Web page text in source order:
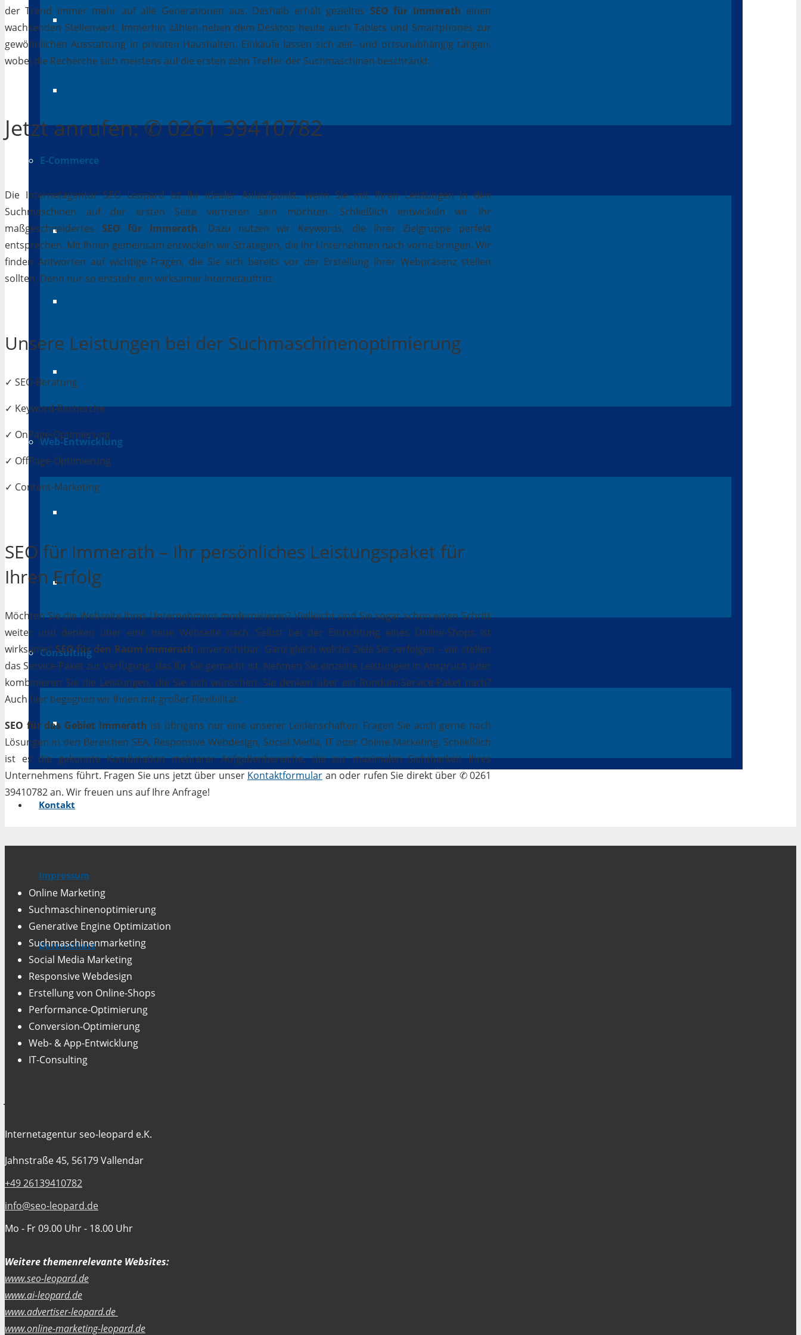
E-Commerce
Online Shops
Web-Entwicklung
App-Entwicklung
Consulting
IT Beratung
Kontakt
Impressum
Datenschutz
der Trend immer mehr auf alle Generationen aus. Deshalb erhält gezieltes SEO für Immerath einen
wachsenden Stellenwert. Immerhin zählen neben dem Desktop heute auch Tablets und Smartphones zur
gewöhnlichen Ausstattung in privaten Haushalten. Einkäufe lassen sich zeit- und ortsunabhängig tätigen,
wobei die Recherche sich meistens auf die ersten zehn Treffer der Suchmaschinen beschränkt.
Jetztanrufen: ✆ 0261 39410782
Die Internetagentur SEO Leopard ist Ihr idealer Anlaufpunkt, wenn Sie mit Ihren Leistungen in den
Suchmaschinen auf der ersten Seite vertreten sein möchten. Schließlich entwickeln wir Ihr
maßgeschneidertes SEO für Immerath. Dazu nutzen wir Keywords, die Ihrer Zielgruppe perfekt
entsprechen. Mit Ihnen gemeinsam entwickeln wir Strategien, die Ihr Unternehmen nach vorne bringen. Wir
finden Antworten auf wichtige Fragen, die Sie sich bereits vor der Erstellung Ihrer Webpräsenz stellen
sollten. Denn nur so entsteht ein wirksamer Internetauftritt.
Unsere Leistungen bei der Suchmaschinenoptimierung
✓ SEO-Beratung
✓ Keyword-Recherche
✓ OnPage-Optimierung
✓ OffPage-Optimierung
✓ Content-Marketing
SEO für Immerath – Ihr persönliches Leistungspaket für
Ihren Erfolg
Möchten Sie die Webseite Ihres Unternehmens modernisieren? Vielleicht sind Sie sogar schon einen Schritt
weiter und denken über eine neue Webseite nach. Selbst bei der Einrichtung eines Online-Shops ist
wirksamesSEO für den Raum Immerath unverzichtbar. Ganz gleich welche Ziele Sie verfolgen – wir stellen
das Service-Paket zur Verfügung, das für Sie gemacht ist. Nehmen Sie einzelne Leistungen in Anspruch oder
kombinieren Sie die Leistungen, die Sie sich wünschen. Sie denken über ein Rundum-Service-Paket nach?
Auch hier begegnen wir Ihnen mit großer Flexibilität.
SEO für das Gebiet Immerath ist übrigens nur eine unserer Leidenschaften. Fragen Sie auch gerne nach
Lösungen in den Bereichen SEA, Responsive Webdesign, Social Media, IT oder Online Marketing. Schließlich
ist es die gekonnte Kombination mehrerer Aufgabenbereiche, die zur maximalen Sichtbarkeit Ihres
Unternehmens führt. Fragen Sie uns jetzt über unser Kontaktformular an oder rufen Sie direkt über ✆ 0261
39410782 an. Wir freuen uns auf Ihre Anfrage!
Online Marketing
Suchmaschinenoptimierung
Generative Engine Optimization
Suchmaschinenmarketing
Social Media Marketing
Responsive Webdesign
Erstellung von Online-Shops
Performance-Optimierung
Conversion-Optimierung
Web- & App-Entwicklung
IT-Consulting
Internetagentur seo-leopard e.K.
Jahnstraße 45, 56179 Vallendar
+49 26139410782
info@seo-leopard.de
Mo - Fr 09.00 Uhr - 18.00 Uhr
Weitere themenrelevante Websites:
www.seo-leopard.de
www.ai-leopard.de
www.advertiser-leopard.de
www.online-marketing-leopard.de